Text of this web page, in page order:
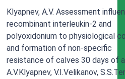
Klyapnev, A.V. Assessment
recombinant interleukin-2 and
polyoxidonium to physiological
and formation of non-specific
resistance of calves 30 days of
A.V.Klyapnev, V.I.Velikanov,